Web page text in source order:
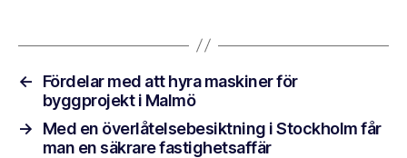
←
Fördelar med att hyra maskiner för
byggprojekt i Malmö
→
Med en överlåtelsebesiktning i Stockholm får
man en säkrare fastighetsaffär